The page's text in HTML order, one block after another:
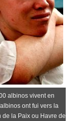
albinos vivent en
ont fui vers la
la Paix ou Havre de